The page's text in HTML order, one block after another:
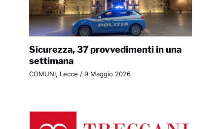
Sicurezza, 37 provvedimenti in una
settimana
COMUNI, Lecce / 9 Maggio 2026